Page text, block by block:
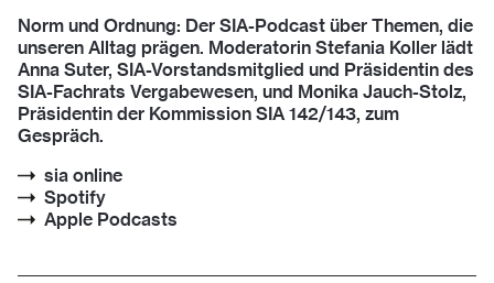
Norm und Ordnung: Der SIA-Podcast über Themen, die
unseren Alltag prägen. Moderatorin Stefania Koller lädt
Anna Suter, SIA-Vorstandsmitglied und Präsidentin des
SIA-Fachrats Vergabewesen, und Monika Jauch-Stolz,
Präsidentin der Kommission SIA 142/143, zum
Gespräch.
sia online
Spotify
Apple Podcasts